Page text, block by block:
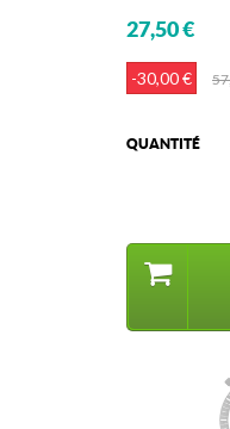
27,50 €
-30,00 €
QUANTITÉ